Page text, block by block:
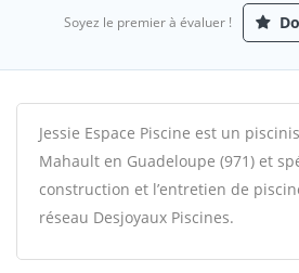
Soyez le premier à évaluer !
Jessie Espace Piscine est un
Mahault en Guadeloupe (971) et
construction et l’entretien de
réseau Desjoyaux Piscines.